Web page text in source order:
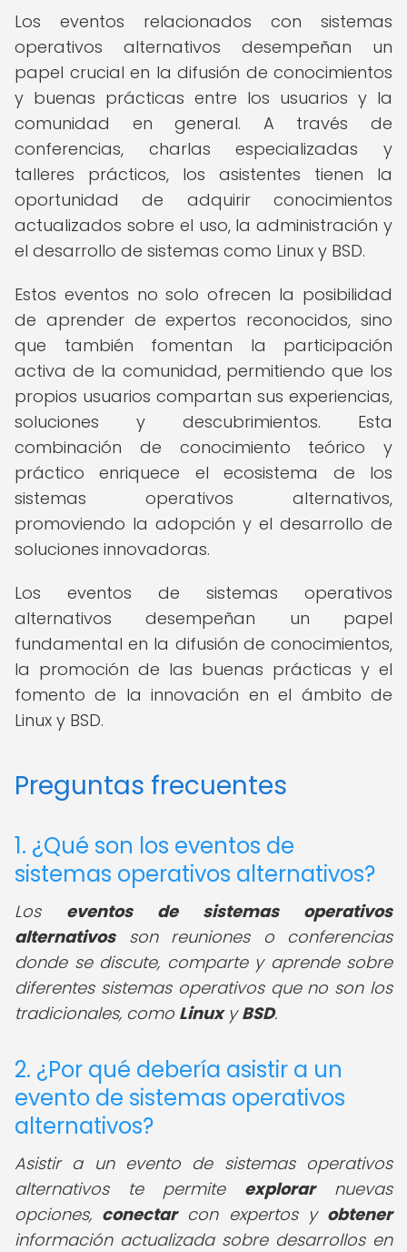
Los eventos relacionados con sistemas
operativos alternativos desempeñan un
papel crucial en la difusión de conocimientos
y buenas prácticas entre los usuarios y la
comunidad en general. A través de
conferencias, charlas especializadas y
talleres prácticos, los asistentes tienen la
oportunidad de adquirir conocimientos
actualizados sobre el uso, la administración y
el desarrollo de sistemas como Linux y BSD.
Estos eventos no solo ofrecen la posibilidad
de aprender de expertos reconocidos, sino
que también fomentan la participación
activa de la comunidad, permitiendo que los
propios usuarios compartan sus experiencias,
soluciones y descubrimientos. Esta
combinación de conocimiento teórico y
práctico enriquece el ecosistema de los
sistemas operativos alternativos,
promoviendo la adopción y el desarrollo de
soluciones innovadoras.
Los eventos de sistemas operativos
alternativos desempeñan un papel
fundamental en la difusión de conocimientos,
la promoción de las buenas prácticas y el
fomento de la innovación en el ámbito de
Linux y BSD.
Preguntas frecuentes
1. ¿Qué son los eventos de
sistemas operativos alternativos?
Los eventos de sistemas operativos
alternativosson reuniones o conferencias
donde se discute, comparte y aprende sobre
diferentes sistemas operativos que no son los
tradicionales, como LinuxyBSD.
2. ¿Por qué debería asistir a un
evento de sistemas operativos
alternativos?
Asistir a un evento de sistemas operativos
alternativos te permite explorarnuevas
opciones, conectarcon expertos y obtener
información actualizada sobre desarrollos en